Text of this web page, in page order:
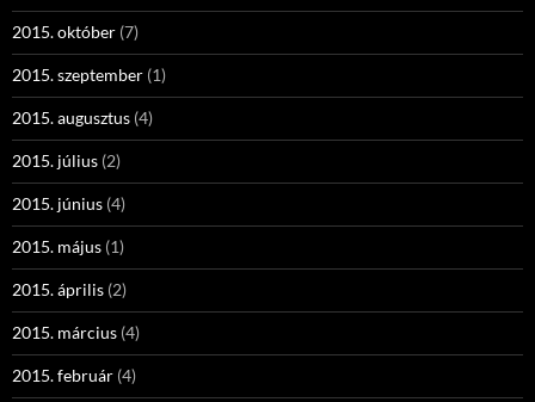
2015. október (7)
2015. szeptember (1)
2015. augusztus (4)
2015. július (2)
2015. június (4)
2015. május (1)
2015. április (2)
2015. március (4)
2015. február (4)